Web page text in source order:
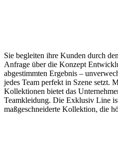
Sie begleiten ihre Kunden durch
Anfrage über die Konzept
abgestimmten Ergebnis –
jedes Team perfekt in Szene setzt.
Kollektionen bietet das
Teamkleidung. Die Exklusiv Line
maßgeschneiderte Kollektion, die